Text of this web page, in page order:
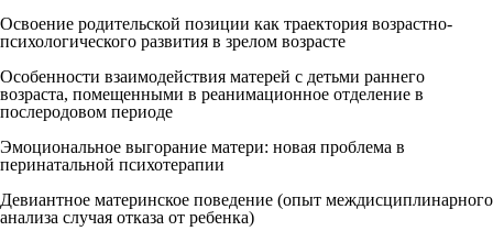
Освоение родительской позиции как траектория возрастно-
психологического развития в зрелом возрасте
Особенности взаимодействия матерей с детьми раннего
возраста, помещенными в реанимационное отделение в
послеродовом периоде
Эмоциональное выгорание матери: новая проблема в
перинатальной психотерапии
Девиантное материнское поведение (опыт междисциплинарного
анализа случая отказа от ребенка)